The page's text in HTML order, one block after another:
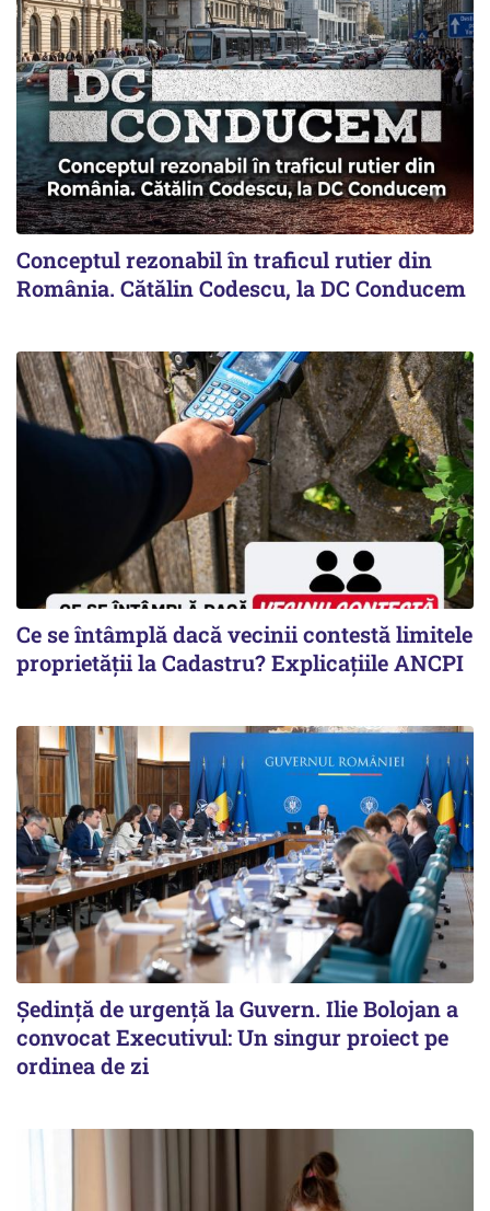
Conceptul rezonabil în traficul rutier din
România. Cătălin Codescu, la DC Conducem
Ce se întâmplă dacă vecinii contestă limitele
proprietății la Cadastru? Explicațiile ANCPI
Ședință de urgență la Guvern. Ilie Bolojan a
convocat Executivul: Un singur proiect pe
ordinea de zi